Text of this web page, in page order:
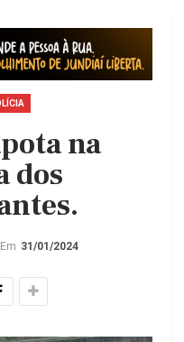
na
dos
Em 31/01/2024